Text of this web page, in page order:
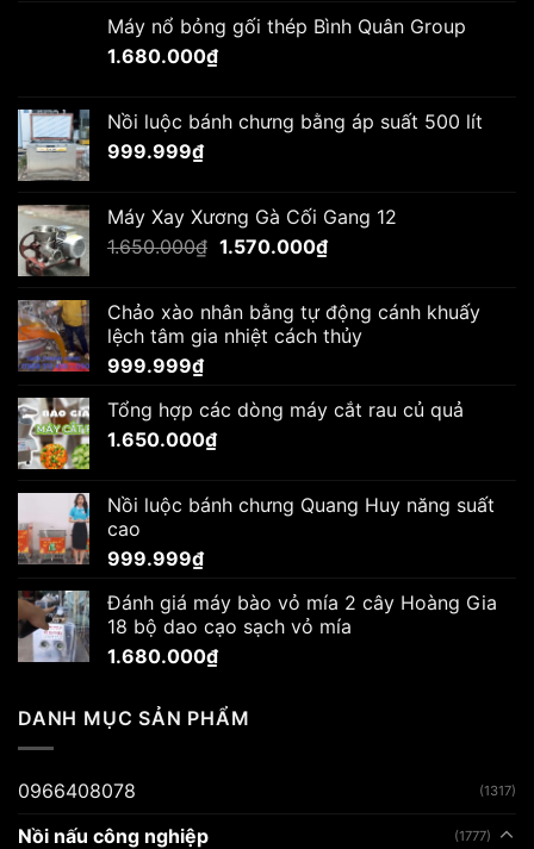
Máy nổ bỏng gối thép Bình Quân Group
1.680.000₫
Nồi luộc bánh chưng bằng áp suất 500 lít
999.999₫
Máy Xay Xương Gà Cối Gang 12
1.650.000₫ Giá
1.650.000₫.
1.570.000₫Giá
là:
1.570.000₫.
Chảo xào nhân bằng tự động cánh khuấy
lệch tâm gia nhiệt cách thủy
999.999₫
Tổng hợp các dòng máy cắt rau củ quả
1.650.000₫
Nồi luộc bánh chưng Quang Huy năng suất
cao
999.999₫
Đánh giá máy bào vỏ mía 2 cây Hoàng Gia
18 bộ dao cạo sạch vỏ mía
1.680.000₫
DANH MỤC SẢN PHẨM
0966408078 (1317)
Nồi nấu công nghiệp (1777)